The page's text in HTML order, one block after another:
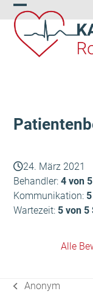
Skip
to
content
Open
mobile
menu
Close
mobile
menu
24. März 2021
Behandler:4 von
Kommunikation:
Wartezeit: 5 von 5
Alle
vorheriger
Anonym